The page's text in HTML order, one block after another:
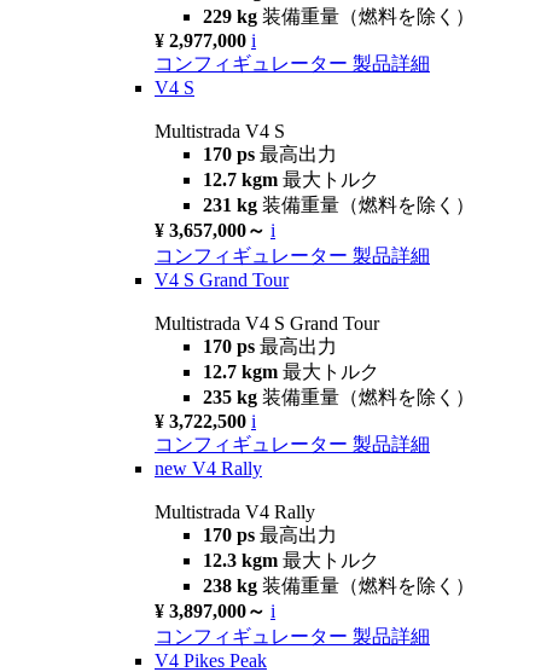
229 kg 装備重量（燃料を除く）
¥ 2,977,000 i
コンフィギュレーター 製品詳細
V4 S
Multistrada V4 S
170 ps 最高出力
12.7 kgm 最大トルク
231 kg 装備重量（燃料を除く）
¥ 3,657,000～ i
コンフィギュレーター 製品詳細
V4 S Grand Tour
Multistrada V4 S Grand Tour
170 ps 最高出力
12.7 kgm 最大トルク
235 kg 装備重量（燃料を除く）
¥ 3,722,500 i
コンフィギュレーター 製品詳細
new V4 Rally
Multistrada V4 Rally
170 ps 最高出力
12.3 kgm 最大トルク
238 kg 装備重量（燃料を除く）
¥ 3,897,000～ i
コンフィギュレーター 製品詳細
V4 Pikes Peak